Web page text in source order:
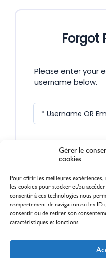
Gérer le
cookies
Pour offrir les meilleures expériences,
les cookies pour stocker et/ou
consentir à ces technologies nous
comportement de navigation ou les ID
consentir ou de retirer son
caractéristiques et fonctions.
Forgot
Please enter your
username below.
* Username OR